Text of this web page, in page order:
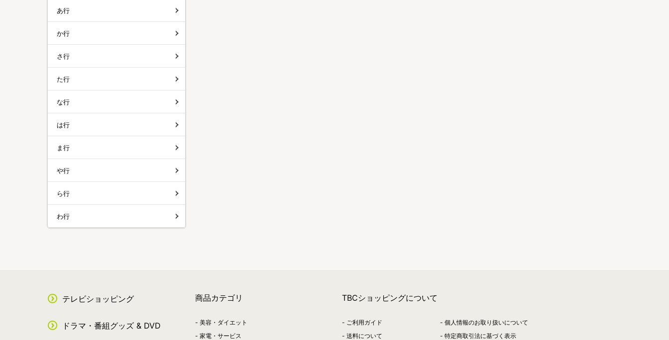
あ行
か行
さ行
た行
な行
は行
ま行
や行
ら行
わ行
テレビショッピング
ドラマ・番組グッズ & DVD
商品カテゴリ
美容・ダイエット
家電・サービス
TBCショッピングについて
ご利用ガイド
送料について
個人情報のお取り扱いについて
特定商取引法に基づく表示